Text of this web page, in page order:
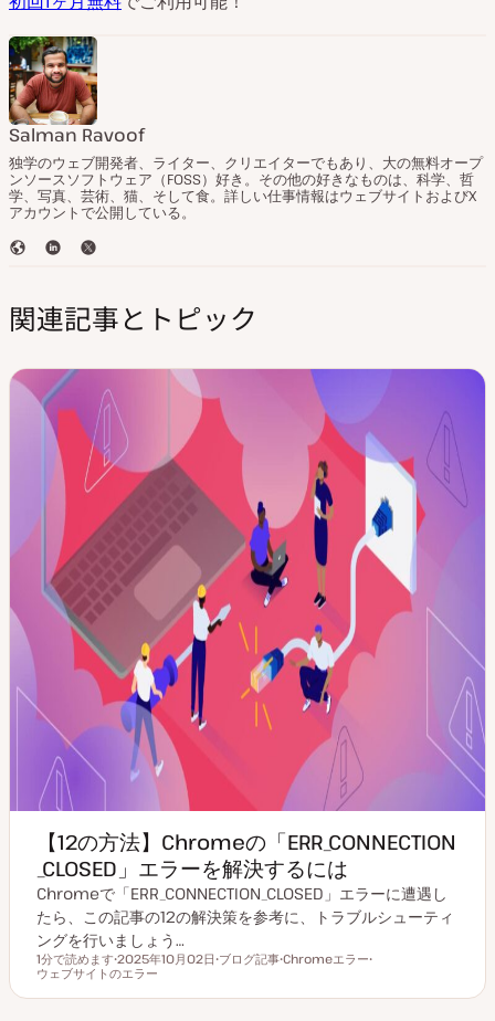
Salman Ravoof
独学のウェブ開発者、ライター、クリエイターでもあり、大の無料オープ
ンソースソフトウェア（FOSS）好き。その他の好きなものは、科学、哲
学、写真、芸術、猫、そして食。詳しい仕事情報はウェブサイトおよびX
アカウントで公開している。
ウ
サ
イ
L
k
e
I
n
T
t
t
r
関連記事とトピック
【12の方法】Chromeの「ERR_CONNECTION
_CLOSED」エラーを解決するには
Chromeで「ERR_CONNECTION_CLOSED」エラーに遭遇し
たら、この記事の12の解決策を参考に、トラブルシューティ
ングを行いましょう…
読むのにかかる時間
1分で読めます
更
日
2025年10月02日
タ
ブログ記事
ッ
Chromeエラー
ッ
ウェブサイトのエラー